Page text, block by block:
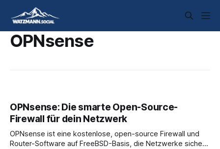
OPNsense
OPNsense: Die smarte Open-Source-
Firewall für dein Netzwerk
OPNsense ist eine kostenlose, open-source Firewall und
Router-Software auf FreeBSD-Basis, die Netzwerke sicher